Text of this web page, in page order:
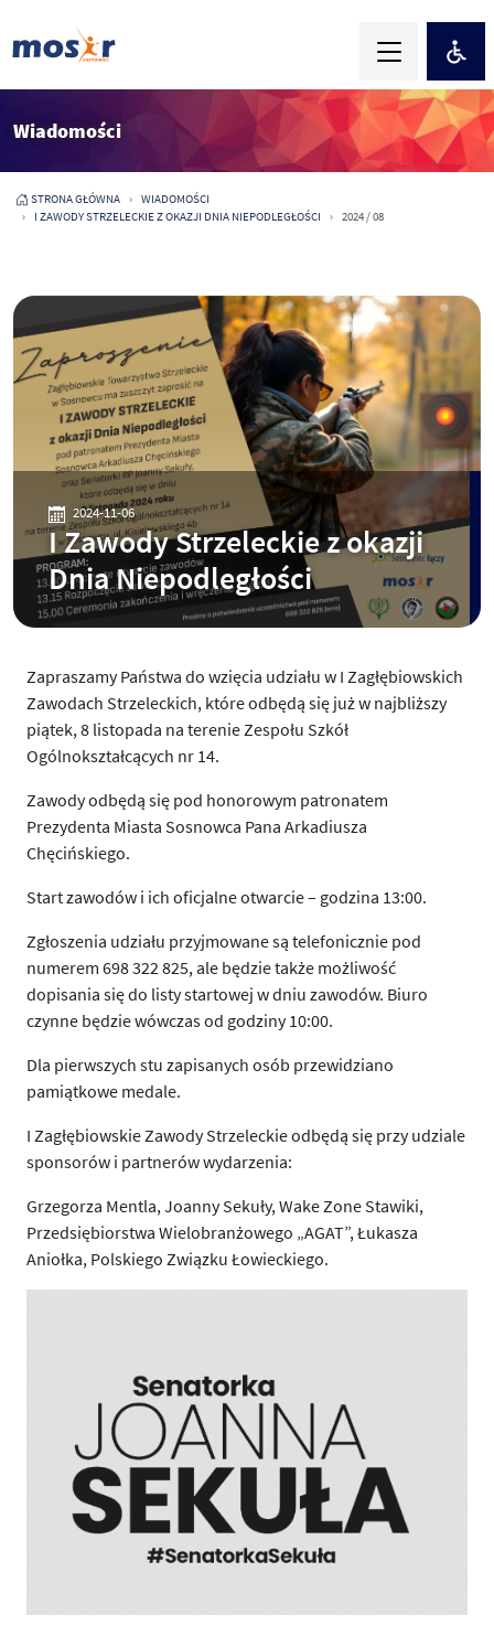
Wiadomości
STRONA GŁÓWNA
WIADOMOŚCI
I ZAWODY STRZELECKIE Z OKAZJI DNIA NIEPODLEGŁOŚCI
2024 / 08
2024-11-06
I Zawody Strzeleckie z okazji
Dnia Niepodległości
Zapraszamy Państwa do wzięcia udziału w I Zagłębiowskich
Zawodach Strzeleckich, które odbędą się już w najbliższy
piątek, 8 listopada na terenie Zespołu Szkół
Ogólnokształcących nr 14.
Zawody odbędą się pod honorowym patronatem
Prezydenta Miasta Sosnowca Pana Arkadiusza
Chęcińskiego.
Start zawodów i ich oficjalne otwarcie – godzina 13:00.
Zgłoszenia udziału przyjmowane są telefonicznie pod
numerem 698 322 825, ale będzie także możliwość
dopisania się do listy startowej w dniu zawodów. Biuro
czynne będzie wówczas od godziny 10:00.
Dla pierwszych stu zapisanych osób przewidziano
pamiątkowe medale.
I Zagłębiowskie Zawody Strzeleckie odbędą się przy udziale
sponsorów i partnerów wydarzenia:
Grzegorza Mentla, Joanny Sekuły, Wake Zone Stawiki,
Przedsiębiorstwa Wielobranżowego „AGAT”, Łukasza
Aniołka, Polskiego Związku Łowieckiego.